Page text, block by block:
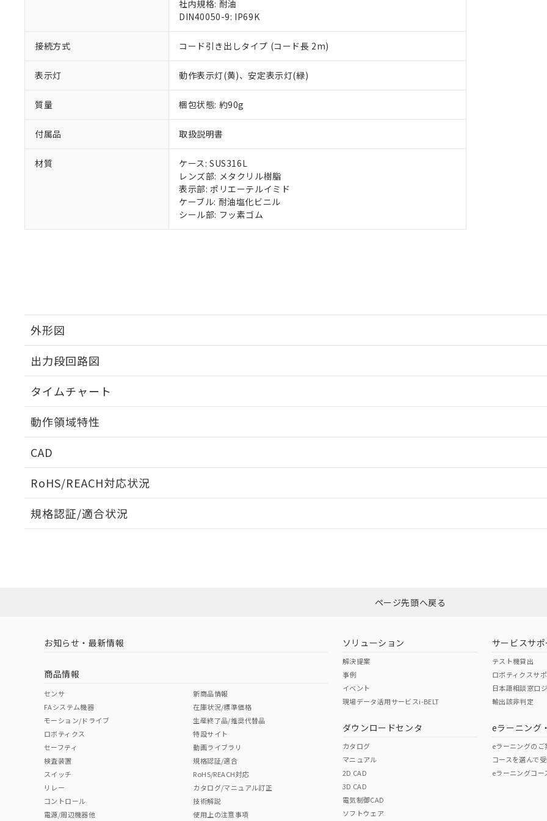
社内規格: 耐油
DIN40050-9: IP69K
接続方式 コード引き出しタイプ (コード長 2m)
表示灯 動作表示灯(黄)、安定表示灯(緑)
質量 梱包状態: 約90g
付属品 取扱説明書
材質
ケース: SUS316L
レンズ部: メタクリル樹脂
表示部: ポリエーテルイミド
ケーブル: 耐油塩化ビニル
シール部: フッ素ゴム
外形図
出力段回路図
タイムチャート
動作領域特性
CAD
RoHS/REACH対応状況
EU RoHS 注意事項・凡例
ダウンロードはこちら
中国 RoHS 注意事項・凡例
中国 RoHS表
Pb Hg Cr(VI)
"対応済み"や非含有の記載がされた商品であっても、流通在庫等で未対応品が混在する可能性があります。
規格認証/適合状況
（イギリス
（ノルウェー
（日本
（アメリカ
この製品の規格認証/適合
その他の認証はこちらのページからご
既に当社にて対応品への在庫切替を完了していることから、特段のことがない限り、
ページ先頭へ戻る
お知らせ・最新情報
商品情報
センサ
FAシステム機器
モーション/ドライブ
ロボティクス
セーフティ
検査装置
スイッチ
リレー
コントロール
電源/周辺機器他
新商品情報
在庫状況/標準価格
生産終了品/推奨代替品
特設サイト
動画ライブラリ
規格認証/適合
RoHS/REACH対応
カタログ/マニュアル訂正
技術解説
使用上の注意事項
ソリューション
解決提案
事例
イベント
現場データ活用サービスi-BELT
ダウンロードセンタ
カタログ
マニュアル
2D CAD
3D CAD
電気制御CAD
ソフトウェア
サービスサポ
テスト機貸出
ロボティクスサ
日本語相談窓口
輸出該非判定
eラーニング
eラーニングのご
コースを選んで
eラーニングコー